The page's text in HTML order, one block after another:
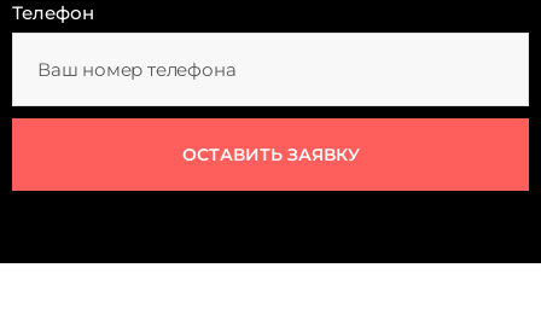
Телефон
ОСТАВИТЬ ЗАЯВКУ